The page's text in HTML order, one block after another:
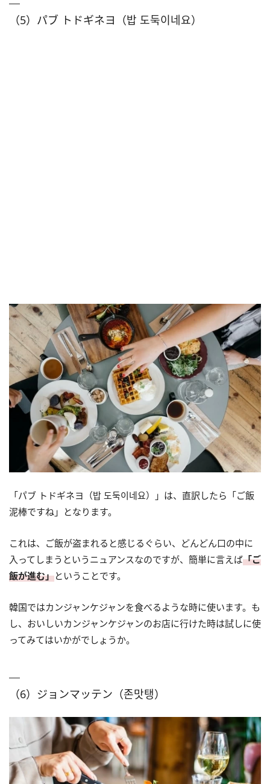
（5）パブ トドギネヨ（밥 도둑이네요）
「パブ トドギネヨ（밥 도둑이네요）」は、直訳したら「ご飯
泥棒ですね」となります。
これは、ご飯が盗まれると感じるぐらい、どんどん口の中に
入ってしまうというニュアンスなのですが、簡単に言えば「ご
飯が進む」ということです。
韓国では‎カンジャンケジャンを食べるような時に使います。も
し、おいしい‎カンジャンケジャンのお店に行けた時は試しに使
ってみてはいかがでしょうか。
（6）ジョンマッテン（존맛탱）